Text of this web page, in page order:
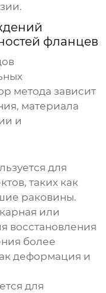
фланцев
метода зависит
материала
и
для
таких как
раковины.
или
восстановления
более
деформация и
для